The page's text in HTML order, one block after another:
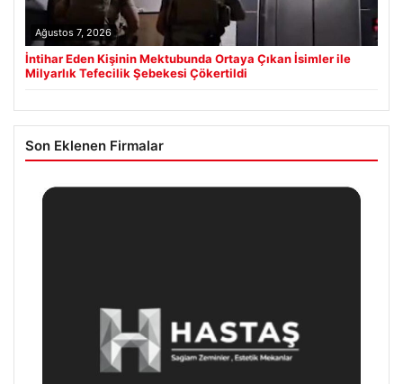
Ağustos 7, 2026
İntihar Eden Kişinin Mektubunda Ortaya Çıkan İsimler ile
Milyarlık Tefecilik Şebekesi Çökertildi
Son Eklenen Firmalar